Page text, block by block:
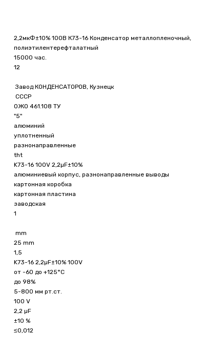
2,2мкФ±10% 100В К73-16 Конденсатор металлопленочный,
полиэтилентерефталатный
15000 час.
12
Завод КОНДЕНСАТОРОВ, Кузнецк
СССР
ОЖО 461.108 ТУ
"5"
алюминий
уплотненный
разнонаправленные
tht
K73-16 100V 2,2µF±10%
алюминиевый корпус, разнонаправленные выводы
картонная коробка
картонная пластина
заводская
1
mm
25 mm
1,5
K73-16 2,2µF±10% 100V
от -60 до +125°C
до 98%
5-800 мм рт.ст.
100 V
2,2 µF
±10 %
≤0,012